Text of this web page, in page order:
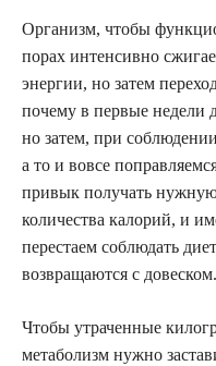
Организм, чтобы
порах интенсивно
энергии, но затем
почему в первые недели
но затем, при
а то и вовсе
привык получать
количества калорий, и
перестаем соблюдать
возвращаются с довеском.
Чтобы утраченные
метаболизм нужно